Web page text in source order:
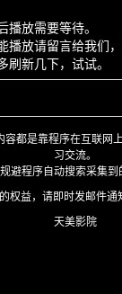
放需要等待。
播放请留言给我们，
新几下，试试。
容都是靠程序在互联网
习交流。
避程序自动搜索采集到
权益，请即时发邮件通
天美影院